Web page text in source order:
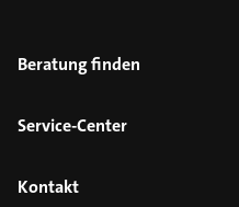
Beratung finden
Service-Center
Kontakt